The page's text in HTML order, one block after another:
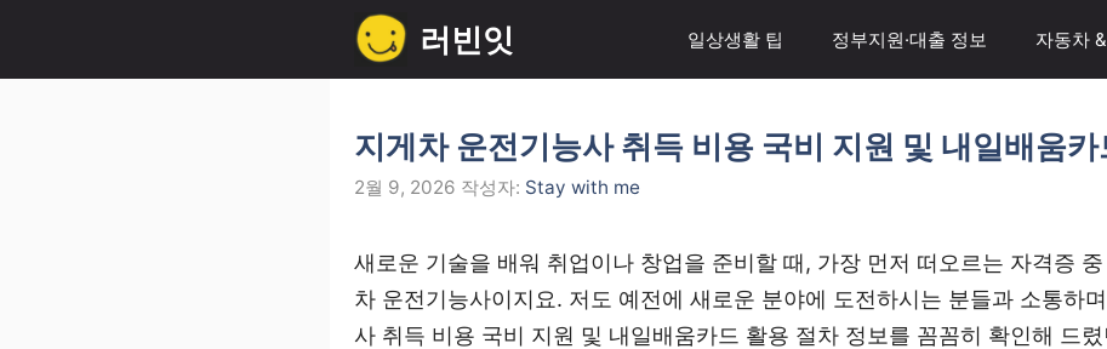
러빈잇 일상생활 팁 정부지원·대출 정보 자동차
지게차 운전기능사 취득 비용 국비 지원 및 내일배움
2월 9, 2026 작성자: Stay with me
새로운 기술을 배워 취업이나 창업을 준비할 때, 가장 먼저 떠오르는 자격증
차 운전기능사이지요. 저도 예전에 새로운 분야에 도전하시는 분들과 소통하
사 취득 비용 국비 지원 및 내일배움카드 활용 절차 정보를 꼼꼼히 확인해 드